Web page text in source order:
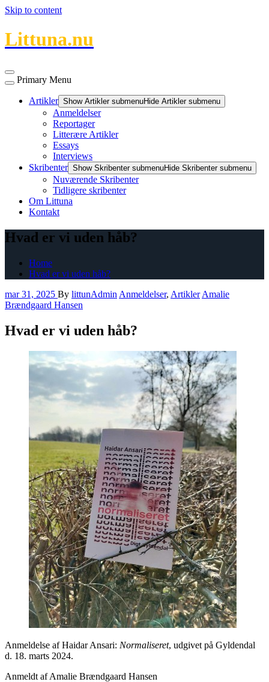
Skip to content
Littuna.nu
Primary Menu
Artikler Show Artikler submenuHide Artikler submenu
Anmeldelser
Reportager
Litterære Artikler
Essays
Interviews
Skribenter Show Skribenter submenuHide Skribenter submenu
Nuværende Skribenter
Tidligere skribenter
Om Littuna
Kontakt
Hvad er vi uden håb?
Home
Hvad er vi uden håb?
mar 31, 2025 By littunAdmin Anmeldelser, Artikler Amalie
Brændgaard Hansen
Hvad er vi uden håb?
Anmeldelse af Haidar Ansari: Normaliseret, udgivet på Gyldendal
d. 18. marts 2024.
Anmeldt af Amalie Brændgaard Hansen